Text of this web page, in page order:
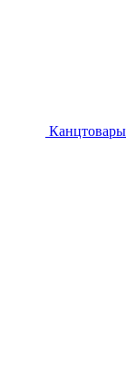
Канцтовары